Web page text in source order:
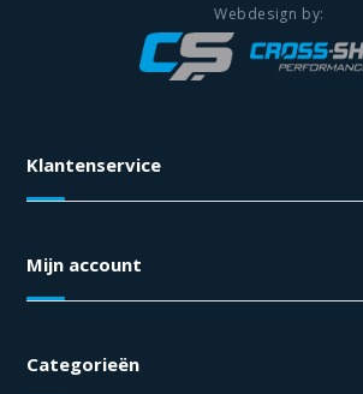
Klantenservice
Mijn account
Categorieën